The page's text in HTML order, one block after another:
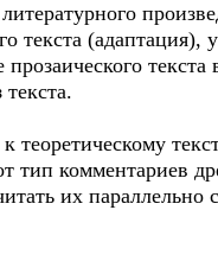
текста
тип комментариев
их параллельно